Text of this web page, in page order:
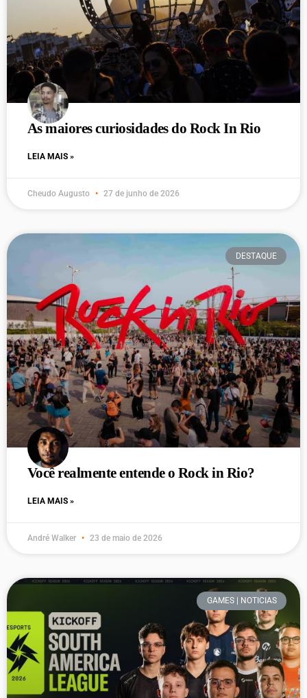
As maiores curiosidades do Rock In Rio
LEIA MAIS »
Cheudo Augusto 27 de junho de 2026
DESTAQUE
Você realmente entende o Rock in Rio?
LEIA MAIS »
André Walker 23 de maio de 2026
GAMES | NOTICIAS